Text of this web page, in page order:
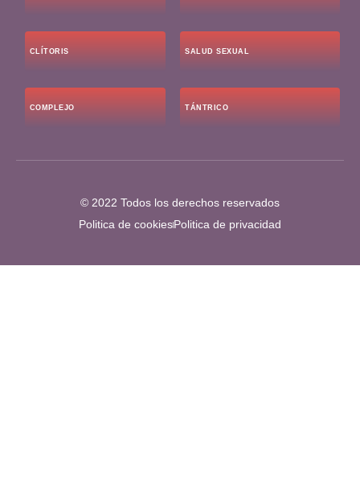
CLÍTORIS
COMPLEJO
SALUD SEXUAL
TÁNTRICO
© 2022 Todos los derechos reservados
Politica de cookiesPolitica de privacidad